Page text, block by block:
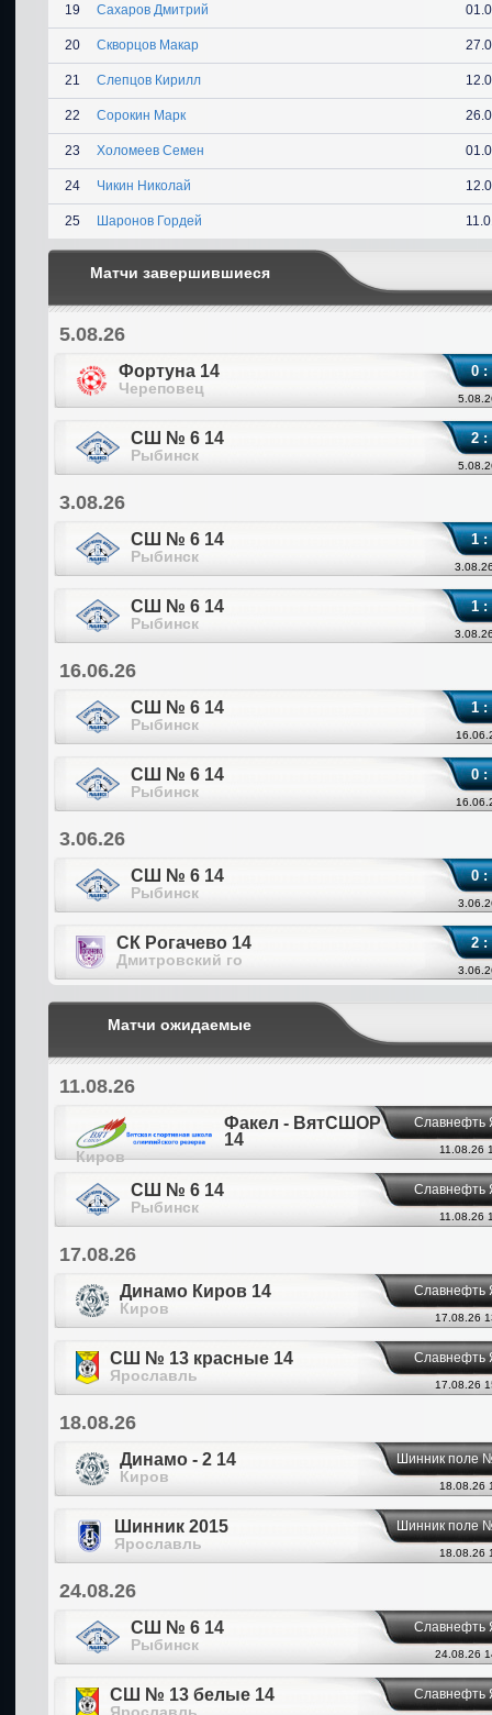
19 Сахаров Дмитрий
20 Скворцов Макар
21 Слепцов Кирилл
22 Сорокин Марк
23 Холомеев Семен
24 Чикин Николай
25 Шаронов Гордей
Матчи завершившиеся
5.08.26
Фортуна 14
Череповец
0 :
СШ № 6 14
Рыбинск
2 :
3.08.26
СШ № 6 14
Рыбинск
1 :
СШ № 6 14
Рыбинск
1 :
16.06.26
СШ № 6 14
Рыбинск
1 :
СШ № 6 14
Рыбинск
0 :
3.06.26
СШ № 6 14
Рыбинск
0 :
СК Рогачево 14
Дмитровский го
2 :
Матчи ожидаемые
11.08.26
Факел - ВятСШОР
14
Киров
Славнефть
11.08.26
СШ № 6 14
Рыбинск
Славнефть
11.08.26
17.08.26
Динамо Киров 14
Киров
Славнефть
17.08.26
СШ № 13 красные 14
Ярославль
Славнефть
17.08.26
18.08.26
Динамо - 2 14
Киров
Шинник поле
18.08.26
Шинник 2015
Ярославль
Шинник поле
18.08.26
24.08.26
СШ № 6 14
Рыбинск
Славнефть
24.08.26
СШ № 13 белые 14 Славнефть